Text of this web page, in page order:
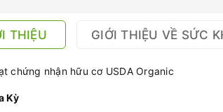
THIỆU GIỚI THIỆU VỀ SỨC
chứng nhận hữu cơ USDA Organic
Kỳ